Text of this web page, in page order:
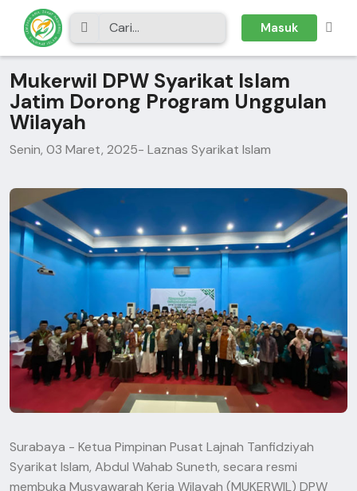
Masuk
Mukerwil DPW Syarikat Islam
Jatim Dorong Program Unggulan
Wilayah
Senin, 03 Maret, 2025- Laznas Syarikat Islam
Surabaya - Ketua Pimpinan Pusat Lajnah Tanfidziyah
Syarikat Islam, Abdul Wahab Suneth, secara resmi
membuka Musyawarah Kerja Wilayah (MUKERWIL) DPW